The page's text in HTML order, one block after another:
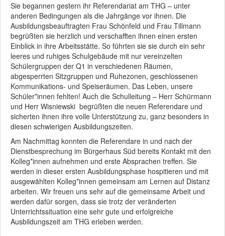
Sie begannen gestern ihr Referendariat am THG – unter
anderen Bedingungen als die Jahrgänge vor ihnen. Die
Ausbildungsbeauftragten Frau Schönfeld und Frau Tillmann
begrüßten sie herzlich und verschafften ihnen einen ersten
Einblick in ihre Arbeitsstätte. So führten sie sie durch ein sehr
leeres und ruhiges Schulgebäude mit nur vereinzelten
Schülergruppen der Q1 in verschiedenen Räumen,
abgesperrten Sitzgruppen und Ruhezonen, geschlossenen
Kommunikations- und Speiseräumen. Das Leben, unsere
Schüler*innen fehlten! Auch die Schulleitung – Herr Schürmann
und Herr Wisniewski begrüßten die neuen Referendare und
sicherten ihnen ihre volle Unterstützung zu, ganz besonders in
diesen schwierigen Ausbildungszeiten.
Am Nachmittag konnten die Referendare in und nach der
Dienstbesprechung im Bürgerhaus Süd bereits Kontakt mit den
Kolleg*innen aufnehmen und erste Absprachen treffen. Sie
werden in dieser ersten Ausbildungsphase hospitieren und mit
ausgewählten Kolleg*innen gemeinsam am Lernen auf Distanz
arbeiten. Wir freuen uns sehr auf die gemeinsame Arbeit und
werden dafür sorgen, dass sie trotz der veränderten
Unterrichtssituation eine sehr gute und erfolgreiche
Ausbildungszeit am THG erleben werden.